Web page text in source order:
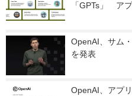
「GPTs」　ア
OpenAI、サム
を発表
OpenAI、アプ